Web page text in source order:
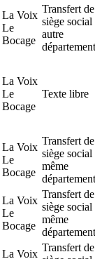
La Voix
Le
Bocage
Transfert de
siège social
autre
département
La Voix
Le
Bocage
Texte libre
La Voix
Le
Bocage
Transfert de
siège social
même
département
La Voix
Le
Bocage
Transfert de
siège social
même
département
La Voix
Transfert de